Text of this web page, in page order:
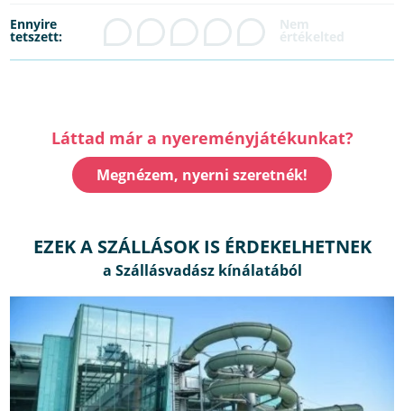
Ennyire
tetszett:
Láttad már a nyereményjátékunkat?
Megnézem, nyerni szeretnék!
EZEK A SZÁLLÁSOK IS ÉRDEKELHETNEK